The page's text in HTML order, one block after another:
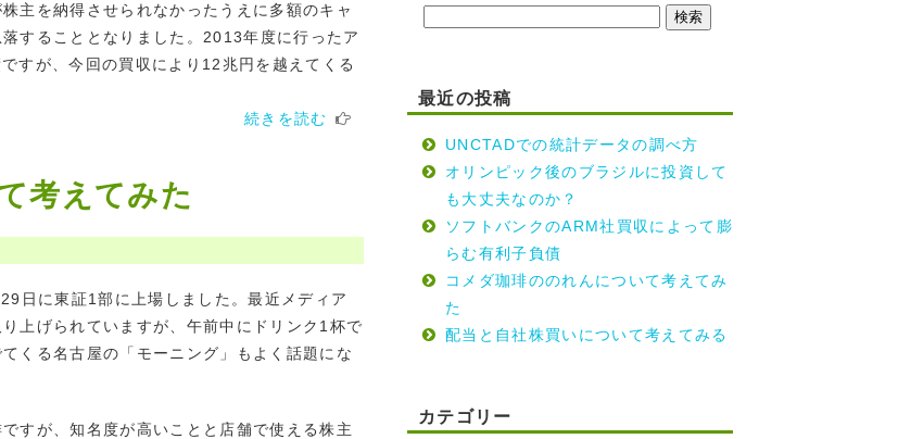
主を納得させられなかったうえに多額のキャ
することとなりました。2013年度に行ったア
すが、今回の買収により12兆円を越えてくる
続きを読む
考えてみた
日に東証1部に上場しました。最近メディア
上げられていますが、午前中にドリンク1杯で
くる名古屋の「モーニング」もよく話題にな
すが、知名度が高いことと店舗で使える株主
最近の投稿
UNCTADでの統計データの調べ方
オリンピック後のブラジルに投資して
も大丈夫なのか？
ソフトバンクのARM社買収によって膨
らむ有利子負債
コメダ珈琲ののれんについて考えてみ
た
配当と自社株買いについて考えてみる
カテゴリー